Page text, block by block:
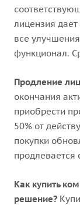
лицензия
все
функционал.
Продление
окончания
приобрести
50% от
покупки
продлевается
Как купить
решение?